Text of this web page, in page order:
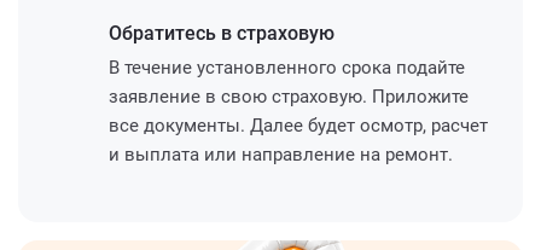
Обратитесь в страховую
В течение установленного срока подайте
заявление в свою страховую. Приложите
все документы. Далее будет осмотр, расчет
и выплата или направление на ремонт.